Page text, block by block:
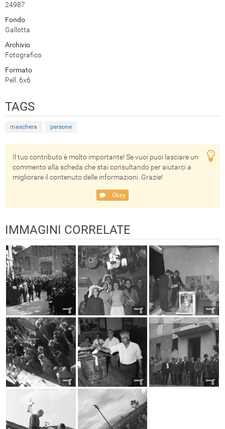
24987
Fondo
Gallotta
Archivio
Fotografico
Formato
Pell. 6x6
TAGS
maschera persone
Il tuo contributo è molto importante! Se vuoi puoi lasciare un
commento alla scheda che stai consultando per aiutarci a
migliorare il contenuto delle informazioni. Grazie!
Okay
IMMAGINI CORRELATE